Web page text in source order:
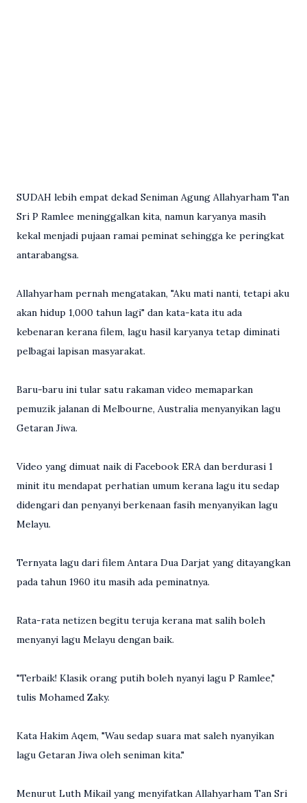
SUDAH lebih empat dekad Seniman Agung Allahyarham Tan
Sri P Ramlee meninggalkan kita, namun karyanya masih
kekal menjadi pujaan ramai peminat sehingga ke peringkat
antarabangsa.
Allahyarham pernah mengatakan, "Aku mati nanti, tetapi aku
akan hidup 1,000 tahun lagi" dan kata-kata itu ada
kebenaran kerana filem, lagu hasil karyanya tetap diminati
pelbagai lapisan masyarakat.
Baru-baru ini tular satu rakaman video memaparkan
pemuzik jalanan di Melbourne, Australia menyanyikan lagu
Getaran Jiwa.
Video yang dimuat naik di Facebook ERA dan berdurasi 1
minit itu mendapat perhatian umum kerana lagu itu sedap
didengari dan penyanyi berkenaan fasih menyanyikan lagu
Melayu.
Ternyata lagu dari filem Antara Dua Darjat yang ditayangkan
pada tahun 1960 itu masih ada peminatnya.
Rata-rata netizen begitu teruja kerana mat salih boleh
menyanyi lagu Melayu dengan baik.
"Terbaik! Klasik orang putih boleh nyanyi lagu P Ramlee,"
tulis Mohamed Zaky.
Kata Hakim Aqem, "Wau sedap suara mat saleh nyanyikan
lagu Getaran Jiwa oleh seniman kita."
Menurut Luth Mikail yang menyifatkan Allahyarham Tan Sri